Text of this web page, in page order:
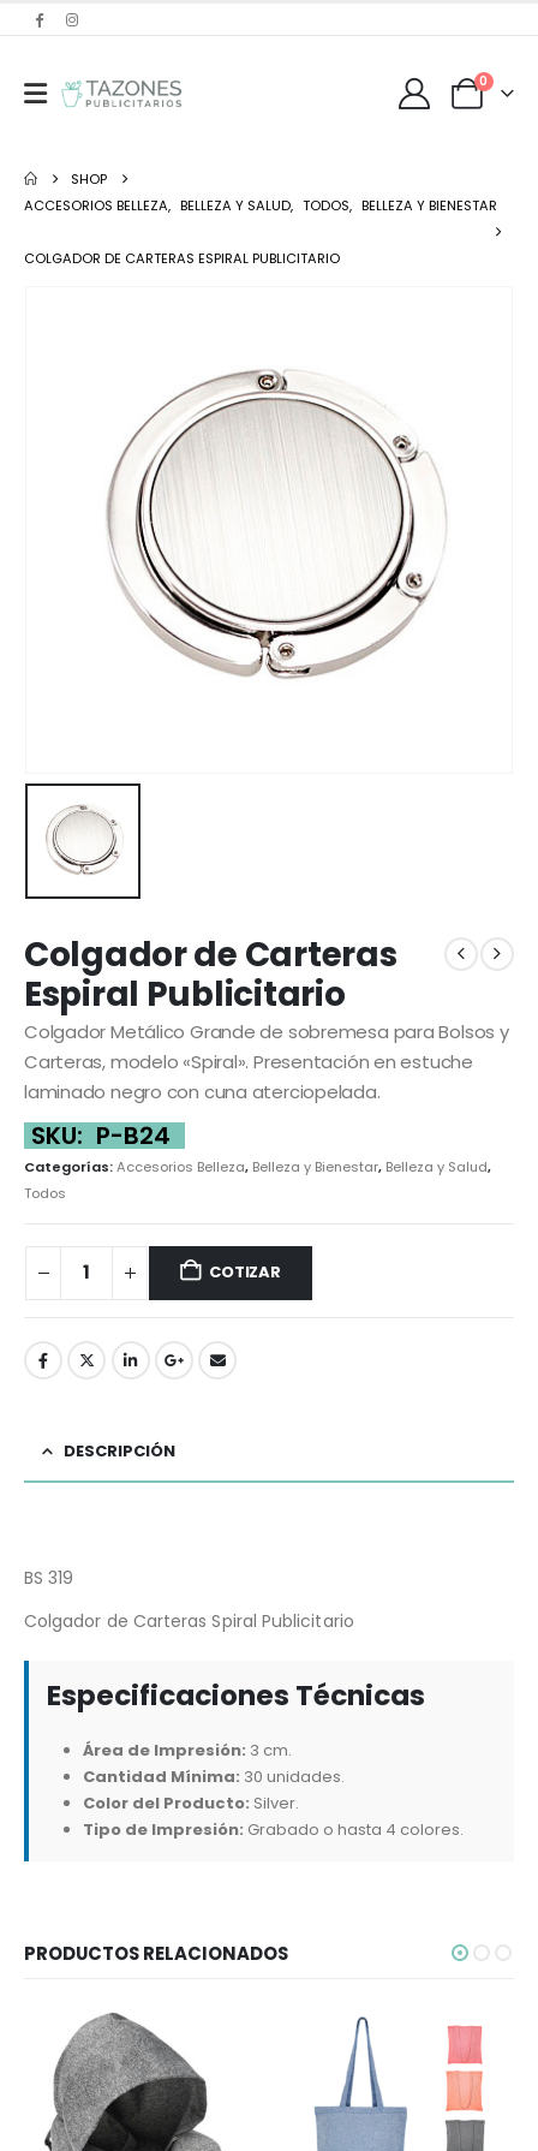
0
SHOP
ACCESORIOS BELLEZA, BELLEZA Y SALUD, TODOS, BELLEZA Y BIENESTAR
COLGADOR DE CARTERAS ESPIRAL PUBLICITARIO
Colgador de Carteras
Espiral Publicitario
Colgador Metálico Grande de sobremesa para Bolsos y
Carteras, modelo «Spiral». Presentación en estuche
laminado negro con cuna aterciopelada.
SKU: P-B24
Categorías:Accesorios Belleza, Belleza y Bienestar, Belleza y Salud,
Todos
COTIZAR
DESCRIPCIÓN
BS 319
Colgador de Carteras Spiral Publicitario
Especificaciones Técnicas
Área de Impresión: 3 cm.
Cantidad Mínima: 30 unidades.
Color del Producto: Silver.
Tipo de Impresión: Grabado o hasta 4 colores.
PRODUCTOS RELACIONADOS